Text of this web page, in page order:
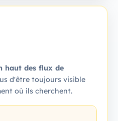
haut des flux de
d'être toujours visible
où ils cherchent.